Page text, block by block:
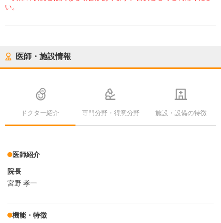
い。
医師・施設情報
ドクター紹介 専門分野・得意分野 施設・設備の特徴
医師紹介
院長
宮野 孝一
機能・特徴